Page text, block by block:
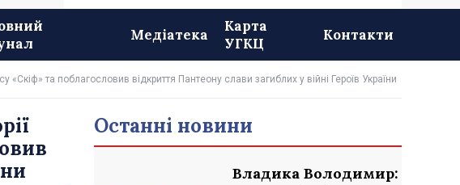
Медіатека
Карта
УГКЦ
Контакти
та поблагословив відкриття Пантеону слави загиблих у війні Героїв України
Останні новини
Владика Володимир: